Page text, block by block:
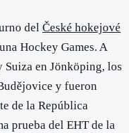
del České hokejové
Hockey Games. A
en Jönköping, los
y fueron
de la República
prueba del EHT de la